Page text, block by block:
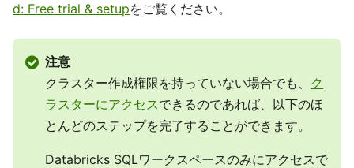
d: Free trial & setupをご覧ください。
注意
クラスター作成権限を持っていない場合でも、 ク
ラスターにアクセスできるのであれば、以下のほ
とんどのステップを完了することができます。
Databricks SQLワークスペースのみにアクセスで